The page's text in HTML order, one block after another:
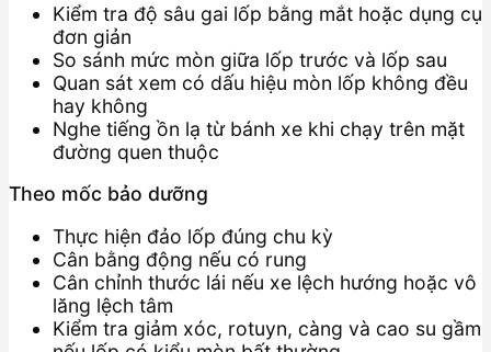
Kiểm tra độ sâu gai lốp bằng mắt hoặc dụng cụ
đơn giản
So sánh mức mòn giữa lốp trước và lốp sau
Quan sát xem có dấu hiệu mòn lốp không đều
hay không
Nghe tiếng ồn lạ từ bánh xe khi chạy trên mặt
đường quen thuộc
Theo mốc bảo dưỡng
Thực hiện đảo lốp đúng chu kỳ
Cân bằng động nếu có rung
Cân chỉnh thước lái nếu xe lệch hướng hoặc vô
lăng lệch tâm
Kiểm tra giảm xóc, rotuyn, càng và cao su gầm